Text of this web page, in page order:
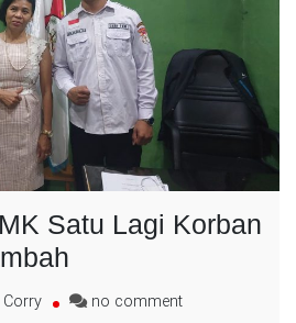
Satu Lagi Korban
no commenton